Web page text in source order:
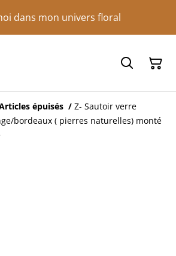
dans mon univers floral
épuisés / Z- Sautoir verre
bordeaux ( pierres naturelles) monté